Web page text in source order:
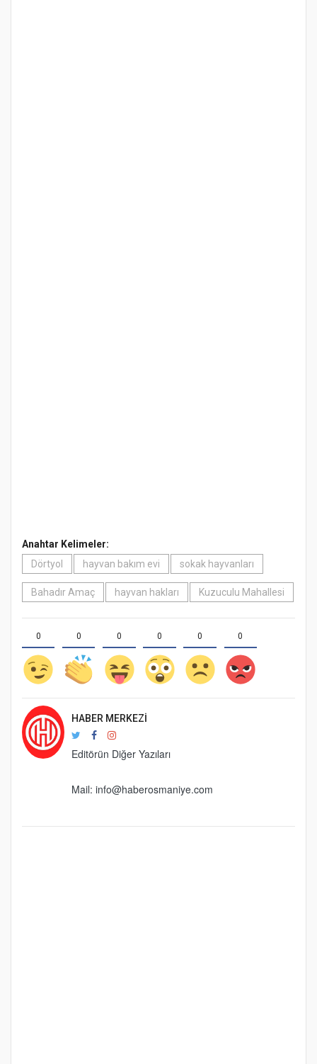
Anahtar Kelimeler:
Dörtyol
hayvan bakım evi sokak hayvanları
Bahadır Amaç hayvan hakları Kuzuculu Mahallesi
0 0 0 0 0 0
HABER MERKEZI
Editörün Diğer Yazıları
Mail: info@haberosmaniye.com